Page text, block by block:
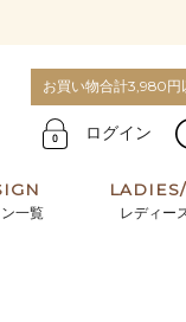
お買い物合計3,980円
ログイン
一覧 レディー